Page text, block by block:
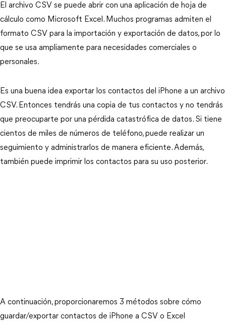
El archivo CSV se puede abrir con una aplicación de hoja de
cálculo como Microsoft Excel. Muchos programas admiten el
formato CSV para la importación y exportación de datos, por lo
que se usa ampliamente para necesidades comerciales o
personales.
Es una buena idea exportar los contactos del iPhone a un archivo
CSV. Entonces tendrás una copia de tus contactos y no tendrás
que preocuparte por una pérdida catastrófica de datos. Si tiene
cientos de miles de números de teléfono, puede realizar un
seguimiento y administrarlos de manera eficiente. Además,
también puede imprimir los contactos para su uso posterior.
A continuación, proporcionaremos 3 métodos sobre cómo
guardar/exportar contactos de iPhone a CSV o Excel